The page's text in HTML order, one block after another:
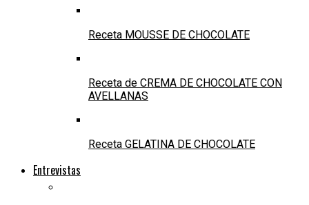
Receta MOUSSE DE CHOCOLATE
Receta de CREMA DE CHOCOLATE CON
AVELLANAS
Receta GELATINA DE CHOCOLATE
Entrevistas